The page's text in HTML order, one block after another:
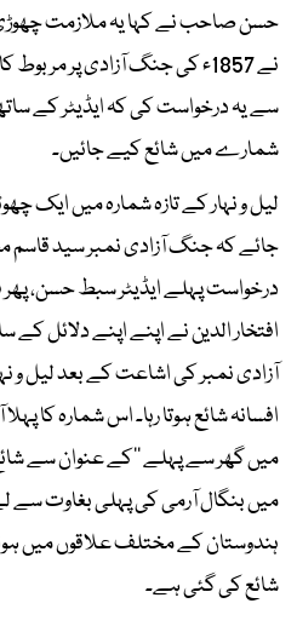
حسن صاحب نے کہا یہ ملازمت
نے 1857ء کی جنگ آزادی پر
سے یہ درخواست کی کہ ایڈیٹر کے ساتھ
شمارے میں شائع کیے جائیں۔
لیل و نہار کے تازہ شمارہ میں ایک
جائے کہ جنگ آزادی نمبر سید قاسم
درخواست پہلے ایڈیٹر سبط حسن،
افتخار الدین نے اپنے اپنے دلائل
آزادی نمبر کی اشاعت کے بعد لیل و
افسانہ شائع ہوتا رہا۔ اس شمارہ کا
ہندوستان کے مختلف علاقوں میں
شائع کی گئی ہے۔